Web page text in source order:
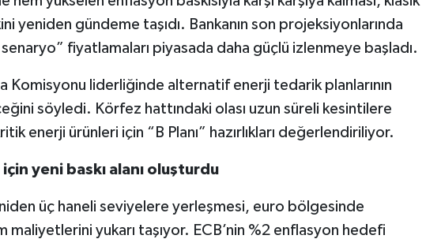
yeniden gündeme taşıdı. Bankanın son projeksiyonlarında
fiyatlamaları piyasada daha güçlü izlenmeye başladı.
Komisyonu liderliğinde alternatif enerji tedarik planlarının
söyledi. Körfez hattındaki olası uzun süreli kesintilere
enerji ürünleri için “B Planı” hazırlıkları değerlendiriliyor.
yeni baskı alanı oluşturdu
üç haneli seviyelere yerleşmesi, euro bölgesinde
maliyetlerini yukarı taşıyor. ECB’nin %2 enflasyon hedefi